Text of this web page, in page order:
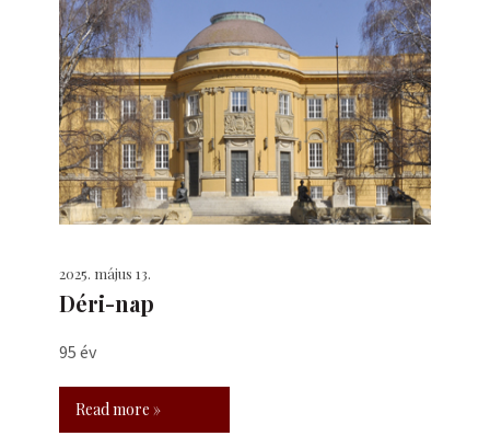
2025. május 13.
Déri-nap
95 év
Read more »